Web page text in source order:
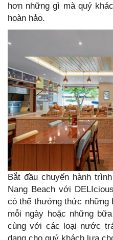
hơn những gì mà quý
hoàn hảo.
Bắt đầu chuyến hành
Nang Beach với
có thể thưởng thức những
mỗi ngày hoặc những
cùng với các loại nước